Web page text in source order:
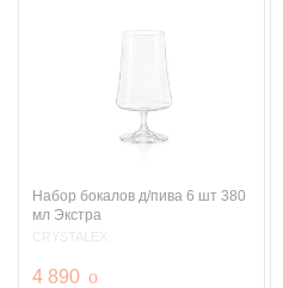
Набор бокалов д/пива 6 шт 380
мл Экстра
CRYSTALEX
4 890 руб.
o